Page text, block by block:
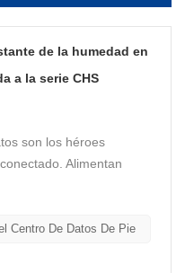
de la humedad en
a la serie CHS
son los héroes
Alimentan
sin
de almacenamiento y
Centro De Datos De Pie